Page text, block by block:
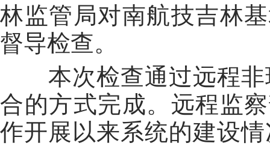
林监管局对南航技吉林
督导检查。
本次检查通过远程非
合的方式完成。远程监
作开展以来系统的建设情